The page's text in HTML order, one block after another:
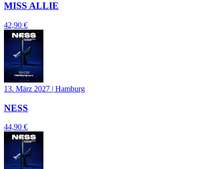
MISS ALLIE
42,90 €
13. März 2027 | Hamburg
NESS
44,90 €